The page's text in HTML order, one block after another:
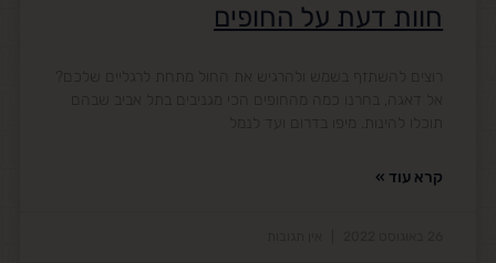
חוות דעת על החופים
קרא עוד »